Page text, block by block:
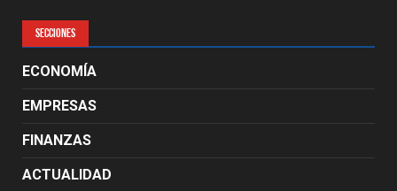
SECCIONES
ECONOMÍA
EMPRESAS
FINANZAS
ACTUALIDAD